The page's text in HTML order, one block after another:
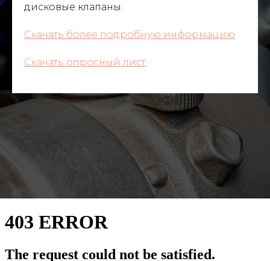
дисковые клапаны.
Скачать более подробную информацию
Скачать опросный лист